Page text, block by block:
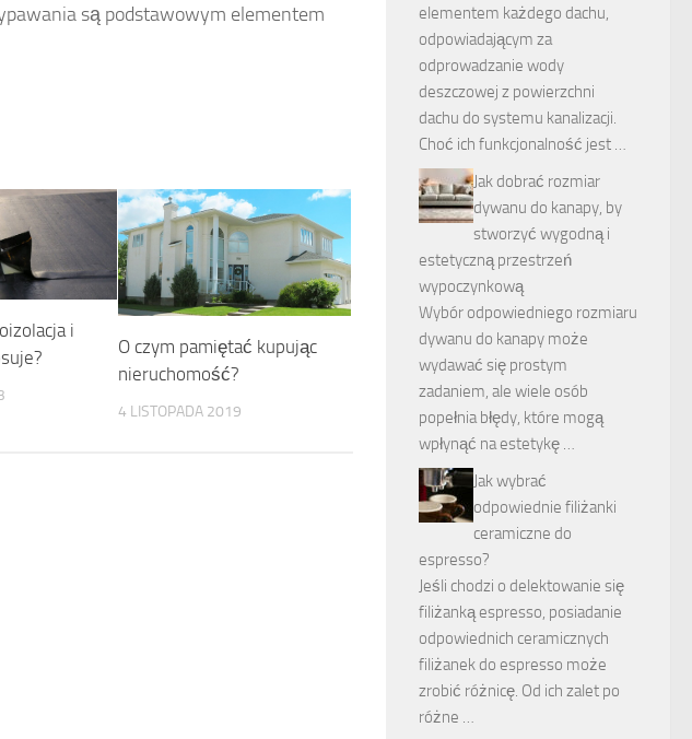
są podstawowym elementem
i
O czym pamiętać kupując
nieruchomość?
4 LISTOPADA 2019
elementem każdego dachu,
odpowiadającym za
odprowadzanie wody
deszczowej z powierzchni
dachu do systemu kanalizacji.
Choć ich funkcjonalność jest …
Jak dobrać rozmiar
dywanu do kanapy, by
stworzyć wygodną i
estetyczną przestrzeń
wypoczynkową
Wybór odpowiedniego rozmiaru
dywanu do kanapy może
wydawać się prostym
zadaniem, ale wiele osób
popełnia błędy, które mogą
wpłynąć na estetykę …
Jak wybrać
odpowiednie filiżanki
ceramiczne do
espresso?
Jeśli chodzi o delektowanie się
filiżanką espresso, posiadanie
odpowiednich ceramicznych
filiżanek do espresso może
zrobić różnicę. Od ich zalet po
różne …